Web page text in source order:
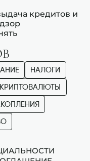
кредитов и
НАЛОГИ
КРИПТОВАЛЮТЫ